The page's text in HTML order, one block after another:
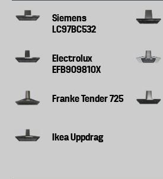
Siemens
LC97BC532
Electrolux
EFB90981OX
Franke Tender 725
Ikea Uppdrag